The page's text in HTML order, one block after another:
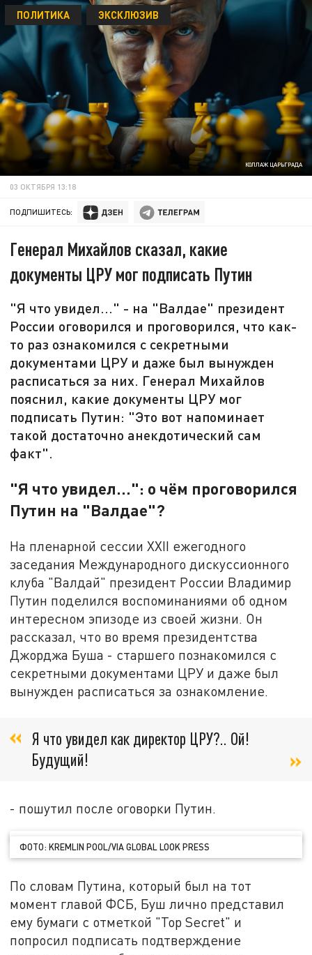
КОЛЛАЖ ЦАРЬГРАДА
ПОЛИТИКА ЭКСКЛЮЗИВ
03 ОКТЯБРЯ 13:18
ПОДПИШИТЕСЬ:
Генерал Михайлов сказал, какие
документы ЦРУ мог подписать Путин
"Я что увидел..." - на "Валдае" президент
России оговорился и проговорился, что как-
то раз ознакомился с секретными
документами ЦРУ и даже был вынужден
расписаться за них. Генерал Михайлов
пояснил, какие документы ЦРУ мог
подписать Путин: "Это вот напоминает
такой достаточно анекдотический сам
факт".
"Я что увидел...": о чём проговорился
Путин на "Валдае"?
На пленарной сессии XХII ежегодного
заседания Международного дискуссионного
клуба "Валдай" президент России Владимир
Путин поделился воспоминаниями об одном
интересном эпизоде из своей жизни. Он
рассказал, что во время президентства
Джорджа Буша - старшего познакомился с
секретными документами ЦРУ и даже был
вынужден расписаться за ознакомление.
Я что увидел как директор ЦРУ?.. Ой!
Будущий!
- пошутил после оговорки Путин.
ФОТО: KREMLIN POOL/VIA GLOBAL LOOK PRESS
По словам Путина, который был на тот
момент главой ФСБ, Буш лично представил
ему бумаги с отметкой "Top Secret" и
попросил подписать подтверждение